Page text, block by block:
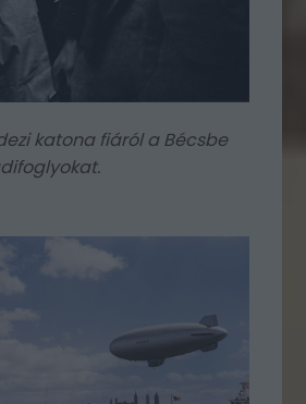
katona fiáról a Bécsbe